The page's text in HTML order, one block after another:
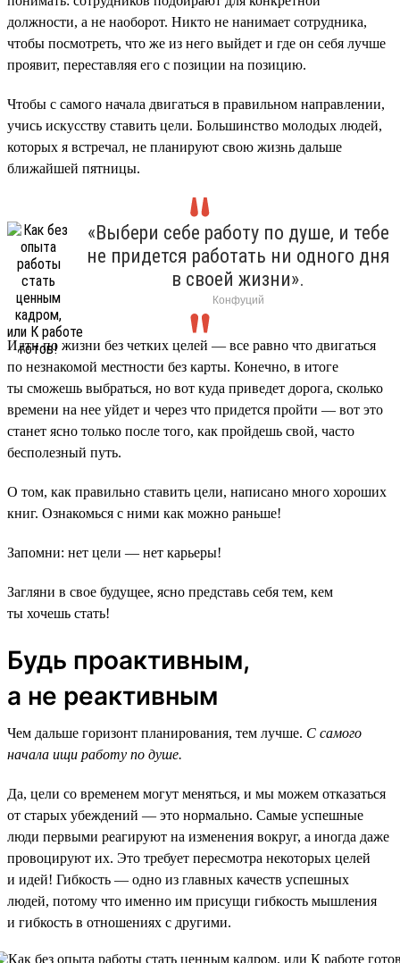
должности, а не наоборот. Никто не нанимает сотрудника,
чтобы посмотреть, что же из него выйдет и где он себя лучше
проявит, переставляя его с позиции на позицию.
Чтобы с самого начала двигаться в правильном направлении,
учись искусству ставить цели. Большинство молодых людей,
которых я встречал, не планируют свою жизнь дальше
ближайшей пятницы.
«Выбери себе работу по душе, и тебе
не придется работать ни одного дня
в своей жизни».
Конфуций
Идти по жизни без четких целей — все равно что двигаться
по незнакомой местности без карты. Конечно, в итоге
ты сможешь выбраться, но вот куда приведет дорога, сколько
времени на нее уйдет и через что придется пройти — вот это
станет ясно только после того, как пройдешь свой, часто
бесполезный путь.
О том, как правильно ставить цели, написано много хороших
книг. Ознакомься с ними как можно раньше!
Запомни: нет цели — нет карьеры!
Загляни в свое будущее, ясно представь себя тем, кем
ты хочешь стать!
Будь проактивным,
а не реактивным
Чем дальше горизонт планирования, тем лучше. С самого
начала ищи работу по душе.
Да, цели со временем могут меняться, и мы можем отказаться
от старых убеждений — это нормально. Самые успешные
люди первыми реагируют на изменения вокруг, а иногда даже
провоцируют их. Это требует пересмотра некоторых целей
и идей! Гибкость — одно из главных качеств успешных
людей, потому что именно им присущи гибкость мышления
и гибкость в отношениях с другими.